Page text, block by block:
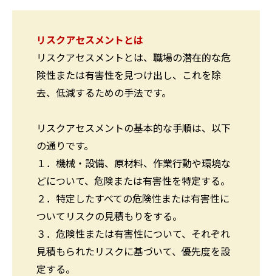
リスクアセスメントとは
リスクアセスメントとは、職場の潜在的な危
険性または有害性を見つけ出し、これを除
去、低減するための手法です。
リスクアセスメントの基本的な手順は、以下
の通りです。
１．機械・設備、原材料、作業行動や環境な
どについて、危険または有害性を特定する。
２．特定したすべての危険性または有害性に
ついてリスクの見積もりをする。
３．危険性または有害性について、それぞれ
見積もられたリスクに基づいて、優先度を設
定する。